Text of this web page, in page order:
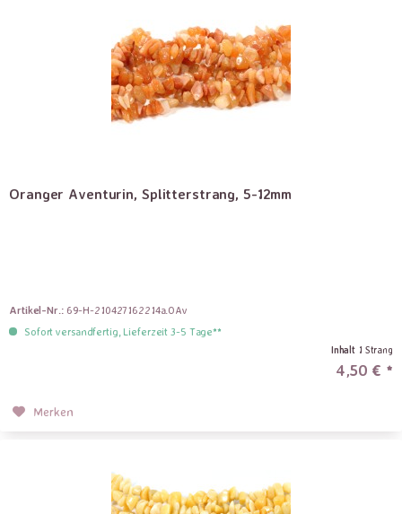
Oranger Aventurin, Splitterstrang, 5-12mm
Artikel-Nr.: 69-H-210427162214a.OAv
Sofort versandfertig, Lieferzeit 3-5 Tage**
Inhalt 1 Strang
4,50 € *
Merken